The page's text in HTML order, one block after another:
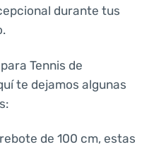
durante tus
Tennis de
te dejamos algunas
de 100 cm, estas